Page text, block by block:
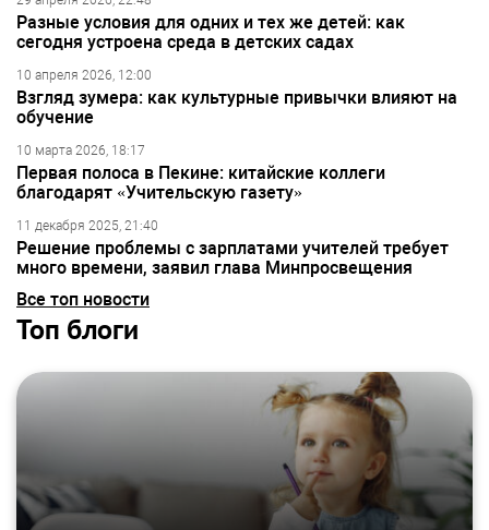
Разные условия для одних и тех же детей: как
сегодня устроена среда в детских садах
10 апреля 2026, 12:00
Взгляд зумера: как культурные привычки влияют на
обучение
10 марта 2026, 18:17
Первая полоса в Пекине: китайские коллеги
благодарят «Учительскую газету»
11 декабря 2025, 21:40
Решение проблемы с зарплатами учителей требует
много времени, заявил глава Минпросвещения
Все топ новости
Топ блоги